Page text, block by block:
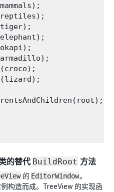
的替代 BuildRoot 方法
的 EditorWindow。
例构造而成。TreeView 的实现函